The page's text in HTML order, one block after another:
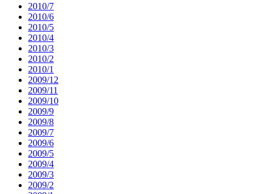
2010/7
2010/6
2010/5
2010/4
2010/3
2010/2
2010/1
2009/12
2009/11
2009/10
2009/9
2009/8
2009/7
2009/6
2009/5
2009/4
2009/3
2009/2